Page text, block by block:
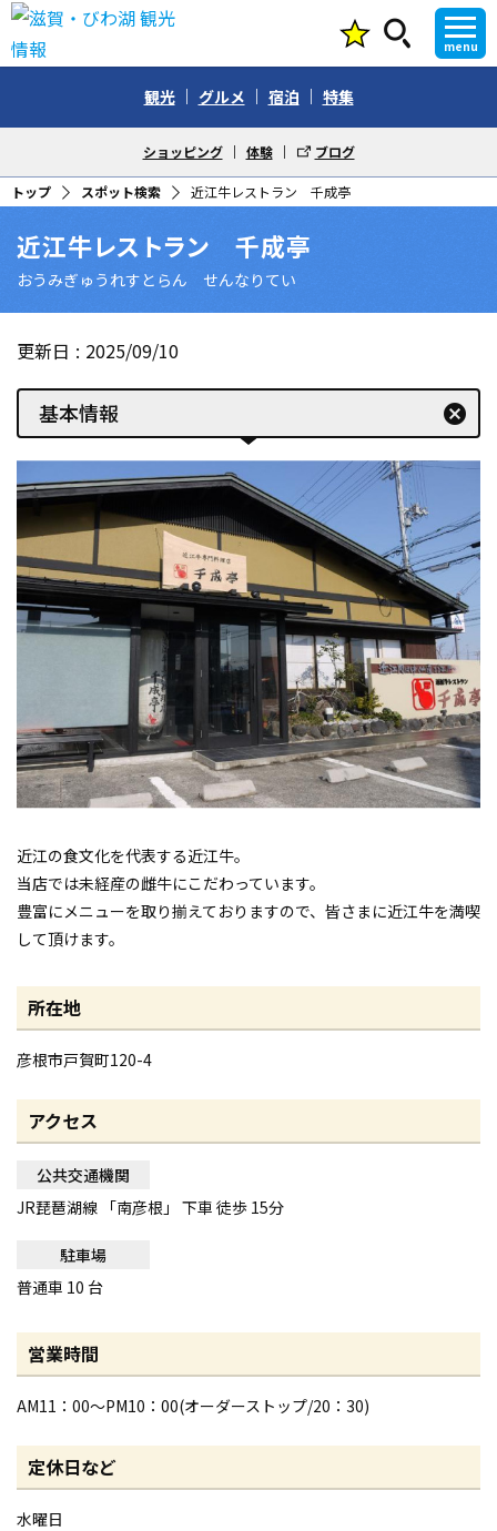
menu
観光 グルメ 宿泊 特集
ショッピング 体験 ブログ
トップ スポット検索 近江牛レストラン 千成亭
近江牛レストラン 千成亭
おうみぎゅうれすとらん せんなりてい
更新日 2025/09/10
基本情報 cancel
近江の食文化を代表する近江牛。
当店では未経産の雌牛にこだわっています。
豊富にメニューを取り揃えておりますので、皆さまに近江牛を満喫
して頂けます。
所在地
彦根市戸賀町120-4
アクセス
公共交通機関
JR琵琶湖線 「南彦根」 下車 徒歩 15分
駐車場
普通車 10 台
営業時間
AM11：00～PM10：00(オーダーストップ/20：30)
定休日など
水曜日